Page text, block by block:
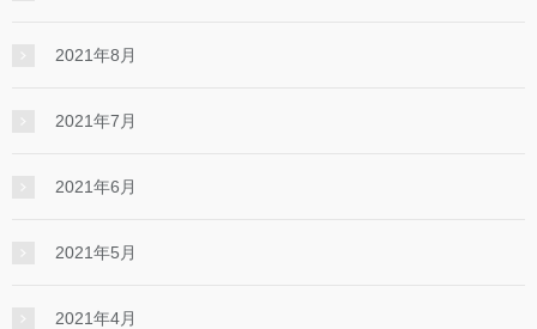
2021年8月
2021年7月
2021年6月
2021年5月
2021年4月